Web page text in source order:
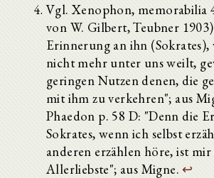
Vgl. Xenophon, memorabilia
von W. Gilbert, Teubner
Erinnerung an ihn (Sokrates),
nicht mehr unter uns weilt,
geringen Nutzen denen, die
mit ihm zu verkehren"; aus
Phaedon p. 58 D: "Denn die
Sokrates, wenn ich selbst
anderen erzählen höre, ist
Allerliebste"; aus Migne.↩